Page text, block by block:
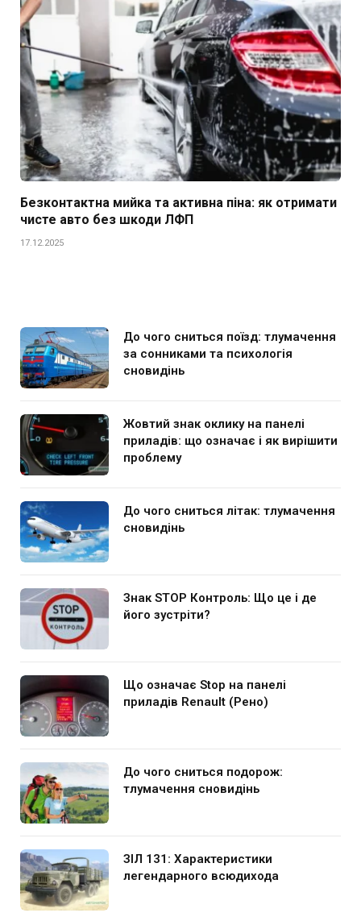
Безконтактна мийка та активна піна: як отримати
чисте авто без шкоди ЛФП
17.12.2025
До чого сниться поїзд: тлумачення
за сонниками та психологія
сновидінь
Жовтий знак оклику на панелі
приладів: що означає і як вирішити
проблему
До чого сниться літак: тлумачення
сновидінь
Знак STOP Контроль: Що це і де
його зустріти?
Що означає Stop на панелі
приладів Renault (Рено)
До чого сниться подорож:
тлумачення сновидінь
ЗІЛ 131: Характеристики
легендарного всюдихода